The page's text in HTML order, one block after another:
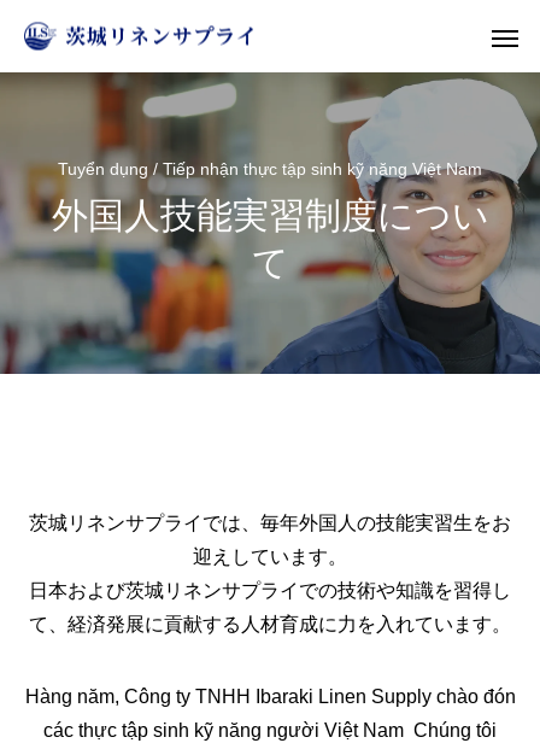
Tuyển dụng / Tiếp nhận thực tập sinh kỹ năng Việt Nam
外国人技能実習制度につい
て
茨城リネンサプライでは、毎年外国人の技能実習生をお
迎えしています。
日本および茨城リネンサプライでの技術や知識を習得し
て、経済発展に貢献する人材育成に力を入れています。
Hàng năm, Công ty TNHH Ibaraki Linen Supply chào đón
các thực tập sinh kỹ năng người Việt Nam Chúng tôi